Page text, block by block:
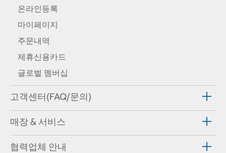
온라인등록
마이페이지
주문내역
제휴신용카드
글로벌 멤버십
고객센터(FAQ/문의)
매장 & 서비스
협력업체 안내